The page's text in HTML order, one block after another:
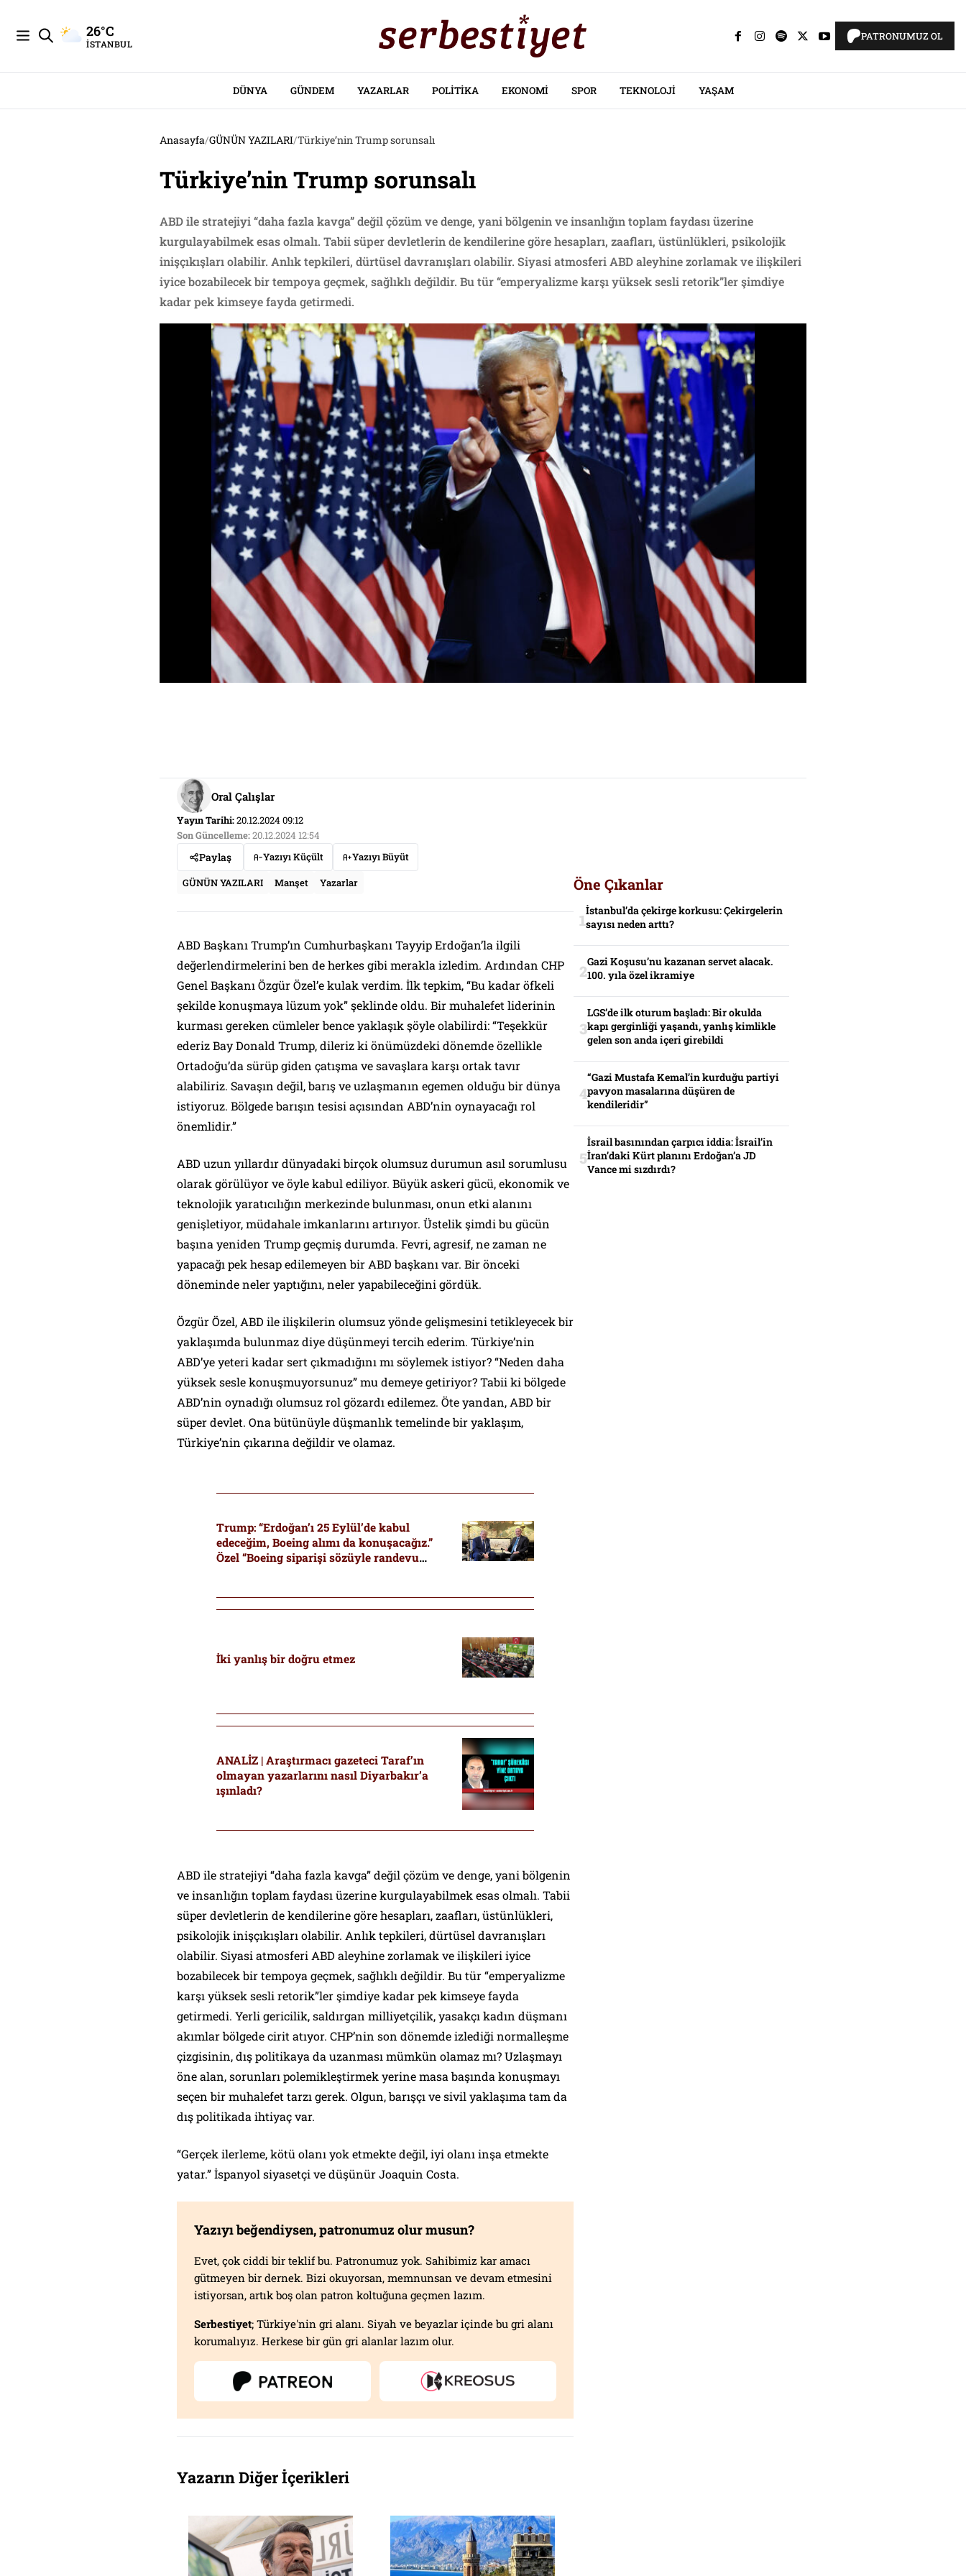
26°C
İSTANBUL
PATRONUMUZ OL
DÜNYA GÜNDEM YAZARLAR POLITIKA EKONOMI SPOR TEKNOLOJI YAŞAM
Anasayfa/GÜNÜN YAZILARI/Türkiye’nin Trump sorunsalı
Türkiye’nin Trump sorunsalı
ABD ile stratejiyi “daha fazla kavga” değil çözüm ve denge, yani bölgenin ve insanlığın toplam faydası üzerine
kurgulayabilmek esas olmalı. Tabii süper devletlerin de kendilerine göre hesapları, zaafları, üstünlükleri, psikolojik
inişçıkışları olabilir. Anlık tepkileri, dürtüsel davranışları olabilir. Siyasi atmosferi ABD aleyhine zorlamak ve ilişkileri
iyice bozabilecek bir tempoya geçmek, sağlıklı değildir. Bu tür “emperyalizme karşı yüksek sesli retorik”ler şimdiye
kadar pek kimseye fayda getirmedi.
Oral Çalışlar
Yayın Tarihi:20.12.2024 09:12
Son Güncelleme:20.12.2024 12:54
Paylaş Yazıyı Küçült
Yazıyı Büyüt
GÜNÜN YAZILARI
Manşet Yazarlar
ABD Başkanı Trump’ın Cumhurbaşkanı Tayyip Erdoğan’la ilgili
değerlendirmelerini ben de herkes gibi merakla izledim. Ardından CHP
Genel Başkanı Özgür Özel’e kulak verdim. İlk tepkim, “Bu kadar öfkeli
şekilde konuşmaya lüzum yok” şeklinde oldu. Bir muhalefet liderinin
kurması gereken cümleler bence yaklaşık şöyle olabilirdi: “Teşekkür
ederiz Bay Donald Trump, dileriz ki önümüzdeki dönemde özellikle
Ortadoğu’da sürüp giden çatışma ve savaşlara karşı ortak tavır
alabiliriz. Savaşın değil, barış ve uzlaşmanın egemen olduğu bir dünya
istiyoruz. Bölgede barışın tesisi açısından ABD’nin oynayacağı rol
önemlidir.”
ABD uzun yıllardır dünyadaki birçok olumsuz durumun asıl sorumlusu
olarak görülüyor ve öyle kabul ediliyor. Büyük askeri gücü, ekonomik ve
teknolojik yaratıcılığın merkezinde bulunması, onun etki alanını
genişletiyor, müdahale imkanlarını artırıyor. Üstelik şimdi bu gücün
başına yeniden Trump geçmiş durumda. Fevri, agresif, ne zaman ne
yapacağı pek hesap edilemeyen bir ABD başkanı var. Bir önceki
döneminde neler yaptığını, neler yapabileceğini gördük.
Özgür Özel, ABD ile ilişkilerin olumsuz yönde gelişmesini tetikleyecek bir
yaklaşımda bulunmaz diye düşünmeyi tercih ederim. Türkiye’nin
ABD’ye yeteri kadar sert çıkmadığını mı söylemek istiyor? “Neden daha
yüksek sesle konuşmuyorsunuz” mu demeye getiriyor? Tabii ki bölgede
ABD’nin oynadığı olumsuz rol gözardı edilemez. Öte yandan, ABD bir
süper devlet. Ona bütünüyle düşmanlık temelinde bir yaklaşım,
Türkiye’nin çıkarına değildir ve olamaz.
Trump: “Erdoğan’ı 25 Eylül’de kabul
edeceğim, Boeing alımı da konuşacağız.”
Özel “Boeing siparişi sözüyle randevu
İki yanlış bir doğru etmez
ANALİZ | Araştırmacı gazeteci Taraf’ın
olmayan yazarlarını nasıl Diyarbakır’a
ışınladı?
ABD ile stratejiyi “daha fazla kavga” değil çözüm ve denge, yani bölgenin
ve insanlığın toplam faydası üzerine kurgulayabilmek esas olmalı. Tabii
süper devletlerin de kendilerine göre hesapları, zaafları, üstünlükleri,
psikolojik inişçıkışları olabilir. Anlık tepkileri, dürtüsel davranışları
olabilir. Siyasi atmosferi ABD aleyhine zorlamak ve ilişkileri iyice
bozabilecek bir tempoya geçmek, sağlıklı değildir. Bu tür “emperyalizme
karşı yüksek sesli retorik”ler şimdiye kadar pek kimseye fayda
getirmedi. Yerli gericilik, saldırgan milliyetçilik, yasakçı kadın düşmanı
akımlar bölgede cirit atıyor. CHP’nin son dönemde izlediği normalleşme
çizgisinin, dış politikaya da uzanması mümkün olamaz mı? Uzlaşmayı
öne alan, sorunları polemikleştirmek yerine masa başında konuşmayı
seçen bir muhalefet tarzı gerek. Olgun, barışçı ve sivil yaklaşıma tam da
dış politikada ihtiyaç var.
“Gerçek ilerleme, kötü olanı yok etmekte değil, iyi olanı inşa etmekte
yatar.” İspanyol siyasetçi ve düşünür Joaquin Costa.
Yazıyı beğendiysen, patronumuz olur musun?
Evet, çok ciddi bir teklif bu. Patronumuz yok. Sahibimiz kar amacı
gütmeyen bir dernek. Bizi okuyorsan, memnunsan ve devam etmesini
istiyorsan, artık boş olan patron koltuğuna geçmen lazım.
Serbestiyet; Türkiye'nin gri alanı. Siyah ve beyazlar içinde bu gri alanı
korumalıyız. Herkese bir gün gri alanlar lazım olur.
Yazarın Diğer İçerikleri
Öne Çıkanlar
İstanbul’da çekirge korkusu: Çekirgelerin
sayısı neden arttı?
Gazi Koşusu’nu kazanan servet alacak.
100. yıla özel ikramiye
LGS’de ilk oturum başladı: Bir okulda
kapı gerginliği yaşandı, yanlış kimlikle
gelen son anda içeri girebildi
“Gazi Mustafa Kemal’in kurduğu partiyi
pavyon masalarına düşüren de
kendileridir”
İsrail basınından çarpıcı iddia: İsrail’in
İran’daki Kürt planını Erdoğan’a JD
Vance mi sızdırdı?